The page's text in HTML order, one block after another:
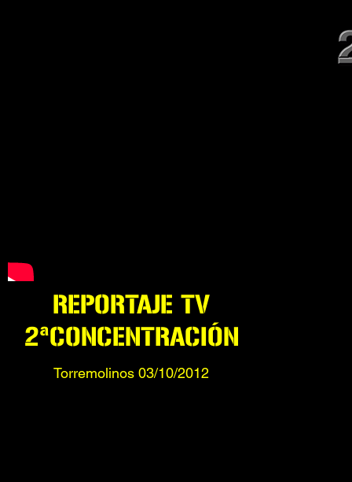
REPORTAJE TV
2ªCONCENTRACIÓN
Torremolinos 03/10/2012